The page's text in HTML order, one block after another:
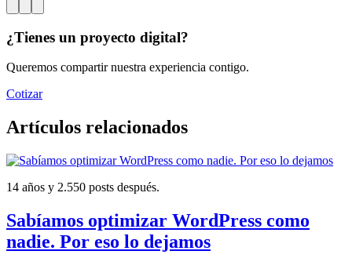
¿Tienes un proyecto digital?
Queremos compartir nuestra experiencia contigo.
Cotizar
Artículos relacionados
14 años y 2.550 posts después.
Sabíamos optimizar WordPress como
nadie. Por eso lo dejamos